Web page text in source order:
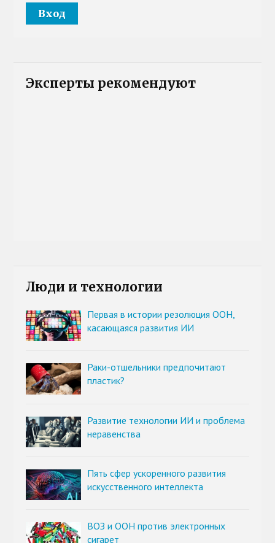
Эксперты рекомендуют
Люди и технологии
Первая в истории резолюция ООН,
касающаяся развития ИИ
Раки-отшельники предпочитают
пластик?
Развитие технологии ИИ и проблема
неравенства
Пять сфер ускоренного развития
искусственного интеллекта
ВОЗ и ООН против электронных
сигарет